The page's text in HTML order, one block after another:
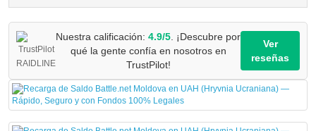
Nuestra calificación: 4.9/5 . ¡Descubre por
qué la gente confía en nosotros en
TrustPilot!
Ver
reseñas